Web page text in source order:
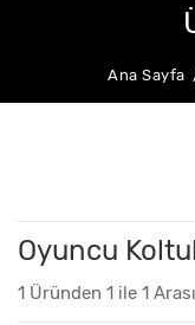
Ana Sayfa
Oyuncu
1 Üründen 1 ile 1 Arası